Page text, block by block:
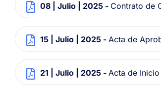
08 | Julio | 2025 - Contrato de
15 | Julio | 2025 - Acta de
21 | Julio | 2025 - Acta de Inicio